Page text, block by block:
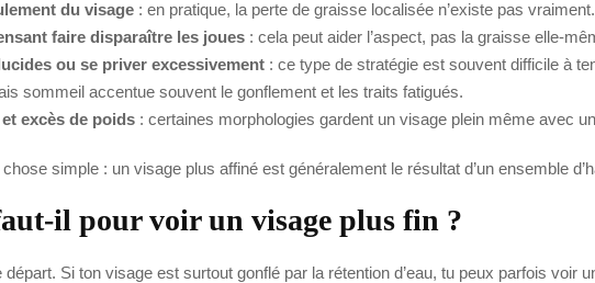
du visage : en pratique, la perte de graisse localisée n’existe pas vraiment.
faire disparaître les joues : cela peut aider l’aspect, pas la graisse elle-
ou se priver excessivement : ce type de stratégie est souvent difficile à
sommeil accentue souvent le gonflement et les traits fatigués.
excès de poids : certaines morphologies gardent un visage plein même avec
simple : un visage plus affiné est généralement le résultat d’un ensemble
il pour voir un visage plus fin ?
Si ton visage est surtout gonflé par la rétention d’eau, tu peux parfois voir